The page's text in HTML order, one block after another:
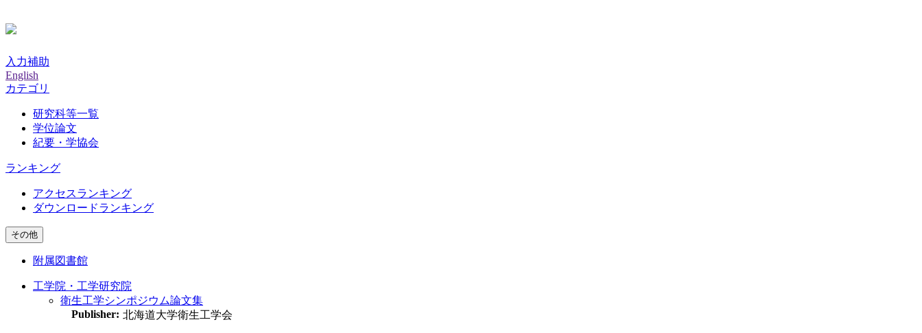
入力補助
English
カテゴリ
研究科等一覧
学位論文
紀要・学協会
ランキング
アクセスランキング
ダウンロードランキング
その他
附属図書館
工学院・工学研究院
衛生工学シンポジウム論文集
Publisher: 北海道大学衛生工学会